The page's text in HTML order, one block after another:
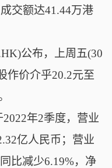
交额达41.44万港
公布，上周五(30
作价介乎20.2元至
年2季度，营业
亿人民币；营业
比减少6.19%，净